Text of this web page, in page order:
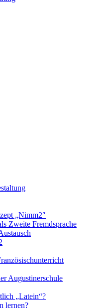
„Nimm2″
Zweite Fremdsprache
Augustinerschule
„Latein“?
lernen?